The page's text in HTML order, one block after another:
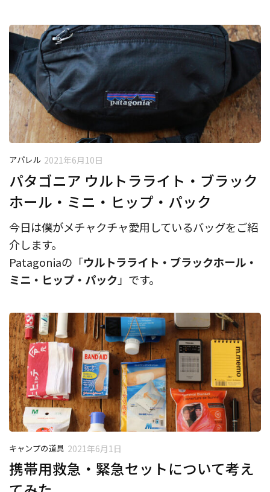
アパレル 2021年6月10日
パタゴニア ウルトラライト・ブラック
ホール・ミニ・ヒップ・パック
今日は僕がメチャクチャ愛用しているバッグをご紹
介します。
Patagoniaの「ウルトラライト・ブラックホール・
ミニ・ヒップ・パック 」です。
キャンプの道具 2021年6月1日
携帯用救急・緊急セットについて考え